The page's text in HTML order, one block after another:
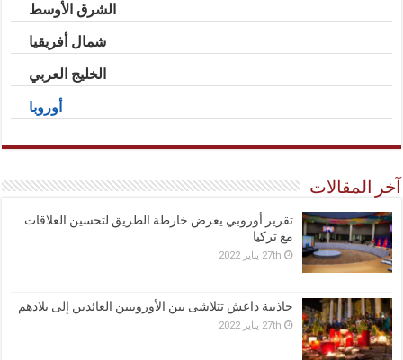
الشرق الأوسط
شمال أفريقيا
الخليج العربي
أوروبا
آخر المقالات
تقرير أوروبي يعرض خارطة الطريق لتحسين العلاقات
مع تركيا
27th يناير 2022
جاذبية داعش تتلاشى بين الأوروبيين العائدين إلى بلادهم
27th يناير 2022